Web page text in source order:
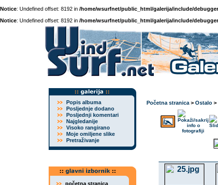
Notice: Undefined offset: 8192 in /home/wsurfnet/public_html/galerija/include/
Notice: Undefined offset: 8192 in /home/wsurfnet/public_html/galerija/include/
Popis albuma
Posljednje dodano
Posljednji komentari
Najgledanije
Visoko rangirano
Moje omiljene slike
Pretraživanje
početna stranica
Početna stranica > Ostalo >